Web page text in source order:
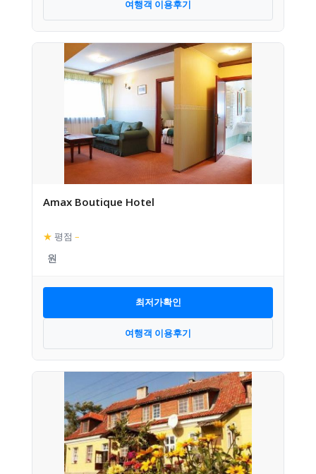
여행객 이용후기
Amax Boutique Hotel
★ 평점 –
최저가확인
여행객 이용후기